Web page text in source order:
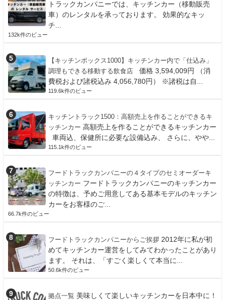
トラックカンパニーでは、キッチンカー（移動販売
車）のレンタルを承っております。 効果的なキッ
チ...
132k件のビュー
【キッチンボックス1000】キッチンカー内で「仕込み」
調理もできる移動する飲食店
価格 3,594,009円 （消
費税および諸税込み 4,056,780円） ※諸税は自...
119.6k件のビュー
キッチントラック1500：高額売上を作ることができるキ
ッチンカー 高額売上を作ることができるキッチンカー
車両込、保健所に必要な設備込み、 さらに、やや...
115.1k件のビュー
フードトラックカンパニーの４タイプのセミオーダーキ
ッチンカー フードトラックカンパニーのキッチンカー
の特徴は、予めご用意してある基本モデルのキッチン
カーをお客様のご...
66.7k件のビュー
フードトラックカンパニーからご挨拶 2012年に私が初
めてキッチンカー運営をしてみてわかったことがあり
ます。 それは、「すごく楽しくて本当に...
50.6k件のビュー
拠点一覧 美味しくて楽しいキッチンカーを日本中に！